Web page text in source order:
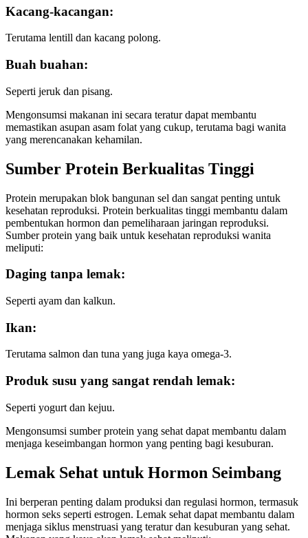
Kacang-kacangan:
Terutama lentill dan kacang polong.
Buah buahan:
Seperti jeruk dan pisang.
Mengonsumsi makanan ini secara teratur dapat membantu
memastikan asupan asam folat yang cukup, terutama bagi wanita
yang merencanakan kehamilan.
Sumber Protein Berkualitas Tinggi
Protein merupakan blok bangunan sel dan sangat penting untuk
kesehatan reproduksi. Protein berkualitas tinggi membantu dalam
pembentukan hormon dan pemeliharaan jaringan reproduksi.
Sumber protein yang baik untuk kesehatan reproduksi wanita
meliputi:
Daging tanpa lemak:
Seperti ayam dan kalkun.
Ikan:
Terutama salmon dan tuna yang juga kaya omega-3.
Produk susu yang sangat rendah lemak:
Seperti yogurt dan kejuu.
Mengonsumsi sumber protein yang sehat dapat membantu dalam
menjaga keseimbangan hormon yang penting bagi kesuburan.
Lemak Sehat untuk Hormon Seimbang
Ini berperan penting dalam produksi dan regulasi hormon, termasuk
hormon seks seperti estrogen. Lemak sehat dapat membantu dalam
menjaga siklus menstruasi yang teratur dan kesuburan yang sehat.